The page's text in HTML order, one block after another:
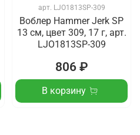
арт. LJO1813SP-309
Воблер Hammer Jerk SP
13 см, цвет 309, 17 г, арт.
LJO1813SP-309
806 ₽
В корзину